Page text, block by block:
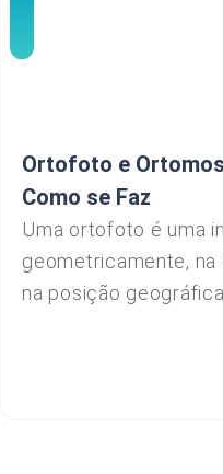
Ortofoto e
Como se Faz
Uma ortofoto é uma
geometricamente,
na posição geográfica